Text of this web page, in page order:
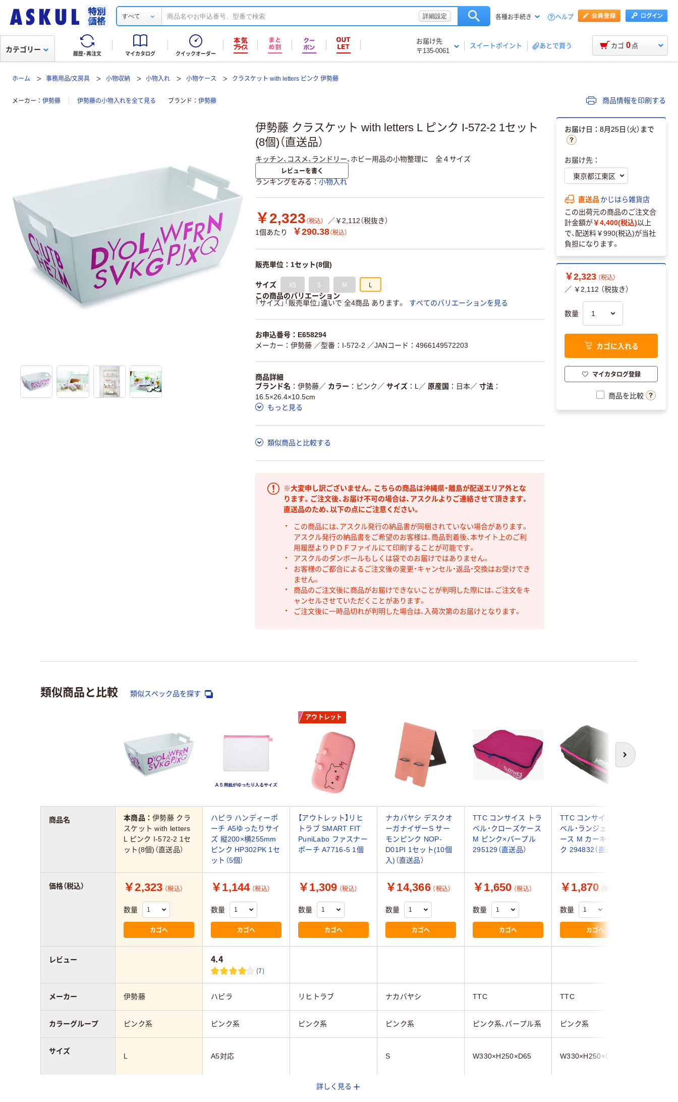
すべて 詳細設定 各種お手続き ヘルプ
履歴・再注文 マイカタログ クイックオーダー
お届け先
〒135-0061
スイートポイント あとで買う
カテゴリー カゴ 0 点
ホーム 事務用品/文房具 小物収納 小物入れ 小物ケース クラスケット with letters ピンク 伊勢藤
メーカー 伊勢藤 伊勢藤の小物入れを全て見る ブランド 伊勢藤 商品情報を印刷する
伊勢藤 クラスケット with letters L ピンク I-572-2 1セット
(8個)（直送品）
キッチン、コスメ、ランドリー、ホビー用品の小物整理に 全４サイズ
レビューを書く
ランキングをみる 小物入れ
￥2,323 （税込）
／￥2,112（税抜き）
1個あたり
￥290.38（税込）
販売単位：1セット(8個)
サイズ XS S M L
この商品のバリエーション
「サイズ」「販売単位」違いで 全4商品 あります。
すべてのバリエーションを見る
お申込番号：E658294
メーカー：伊勢藤 ／型番：I-572-2 ／JANコード：4966149572203
商品詳細
ブランド名
伊勢藤／ カラー ピンク ／ サイズ L ／ 原産国 日本／ 寸法
16.5×26.4×10.5cm
もっと見る
類似商品と比較する
※大変申し訳ございません。こちらの商品は沖縄県・離島が配送エリア外とな
ります。ご注文後、お届け不可の場合は、アスクルよりご連絡させて頂きます。
直送品のため、以下の点にご注意ください。
この商品には、アスクル発行の納品書が同梱されていない場合があります。
アスクル発行の納品書をご希望のお客様は、商品到着後、本サイト上のご利
用履歴よりＰＤＦファイルにて印刷することが可能です。
アスクルのダンボールもしくは袋でのお届けではありません。
お客様のご都合によるご注文後の変更・キャンセル・返品・交換はお受けでき
ません。
商品のご注文後に商品がお届けできないことが判明した際には、ご注文をキ
ャンセルさせていただくことがあります。
ご注文後に一時品切れが判明した場合は、入荷次第のお届けとなります。
お届け日：8月25日（火）まで
お届け先：
直送品 かじはら雑貨店
この出荷元の商品のご注文合
計金額が￥4,400(税込)以上
で、配送料￥990(税込)が当社
負担になります。
￥2,323 （税込）
／ ￥2,112 （税抜き）
数量
カゴに入れる
マイカタログ登録
商品を比較
類似商品と比較 類似スペック品を探す
次へ
アウトレット
本商品：伊勢藤 クラ
スケット with letters
L ピンク I-572-2 1セ
ット(8個)（直送品）
ハピラ ハンディーポ
ーチ A5ゆったりサイ
ズ 縦200×横255mm
ピンク HP302PK 1セ
ット（5個）
【アウトレット】リヒ
トラブ SMART FIT
PuniLabo ファスナー
ポーチ A7716-5 1個
ナカバヤシ デスクオ
ーガナイザーS サー
モンピンク NOP-
D01PI 1セット(10個
入)（直送品）
TTC コンサイス トラ
ベル・クローズケース
M ピンク×パープル
295129（直送品）
TTC コンサイス トラ
ベル・ランジェリーケ
ース M カーキ×ピン
ク 294832（直送品）
￥2,323 （税込）
数量
カゴへ
￥1,144 （税込）
数量
カゴへ
￥1,309 （税込）
数量
カゴへ
￥14,366 （税込）
数量
カゴへ
￥1,650 （税込）
数量
カゴへ
￥1,870 （税込）
数量
カゴへ
4.4
(7)
伊勢藤 ハピラ リヒトラブ ナカバヤシ TTC TTC
ピンク系 ピンク系 ピンク系 ピンク系 ピンク系、パープル系 ピンク系
L A5対応 S W330×H250×D65 W330×H250×D80
商品名
価格（税込）
レビュー
メーカー
カラーグループ
サイズ
詳しく見る